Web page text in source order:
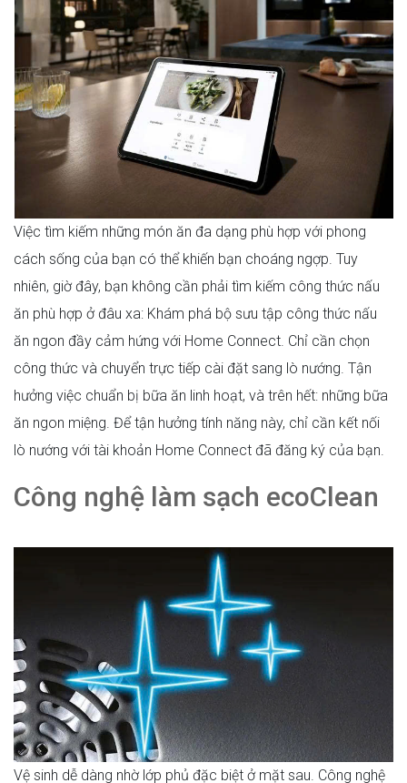
Việc tìm kiếm những món ăn đa dạng phù hợp với phong
cách sống của bạn có thể khiến bạn choáng ngợp. Tuy
nhiên, giờ đây, bạn không cần phải tìm kiếm công thức nấu
ăn phù hợp ở đâu xa: Khám phá bộ sưu tập công thức nấu
ăn ngon đầy cảm hứng với Home Connect. Chỉ cần chọn
công thức và chuyển trực tiếp cài đặt sang lò nướng. Tận
hưởng việc chuẩn bị bữa ăn linh hoạt, và trên hết: những bữa
ăn ngon miệng. Để tận hưởng tính năng này, chỉ cần kết nối
lò nướng với tài khoản Home Connect đã đăng ký của bạn.
Công nghệ làm sạch ecoClean
Vệ sinh dễ dàng nhờ lớp phủ đặc biệt ở mặt sau. Công nghệ